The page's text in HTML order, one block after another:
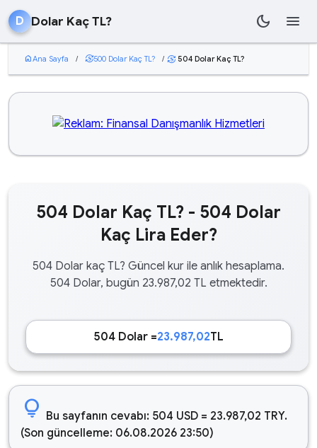
D Dolar Kaç TL? dark_mode menu
homeAna Sayfa / currency_exchange500 Dolar Kaç TL? / currency_exchange 504 Dolar Kaç TL?
504 Dolar Kaç TL? - 504 Dolar
Kaç Lira Eder?
504 Dolar kaç TL? Güncel kur ile anlık hesaplama.
504 Dolar, bugün 23.987,02 TL etmektedir.
504 Dolar =23.987,02TL
lightbulb Bu sayfanın cevabı: 504 USD = 23.987,02 TRY.
(Son güncelleme: 06.08.2026 23:50)